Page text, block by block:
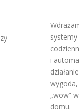
i
„wow”
domu.